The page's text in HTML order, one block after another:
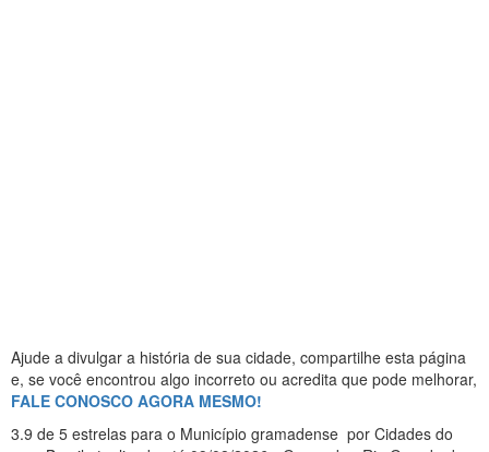
Ajude a divulgar a história de sua cidade, compartilhe esta página
e, se você encontrou algo incorreto ou acredita que pode melhorar,
FALE CONOSCO AGORA MESMO!
3.9 de 5 estrelas para o Município gramadense por Cidades do